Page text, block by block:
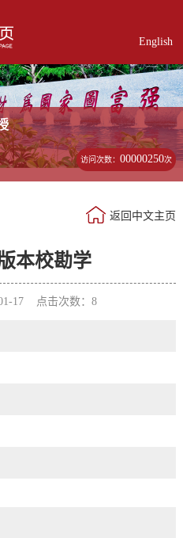
English
访问次数：00000250次
返回中文主页
本校勘学
17 点击次数： 8